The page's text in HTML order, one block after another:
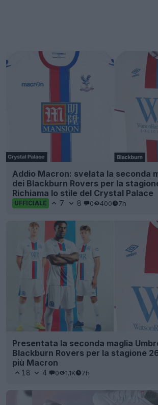
Addio Macron: svelata la seconda
dei Blackburn Rovers per la
Richiama lo stile del Crystal Palace
UFFICIALE 7 8 0 400 7h
Presentata la seconda maglia
Blackburn Rovers per la stagione
più Macron
18 4 0 1.1K 7h